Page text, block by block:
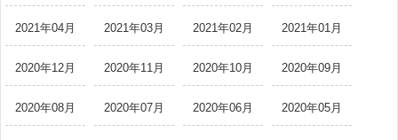
2021年04月 2021年03月 2021年02月 2021年01月
2020年12月 2020年11月 2020年10月 2020年09月
2020年08月 2020年07月 2020年06月 2020年05月